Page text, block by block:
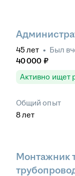
45 лет • Был
40 000 ₽
Активно ищет
Общий опыт
8лет
Монтажник